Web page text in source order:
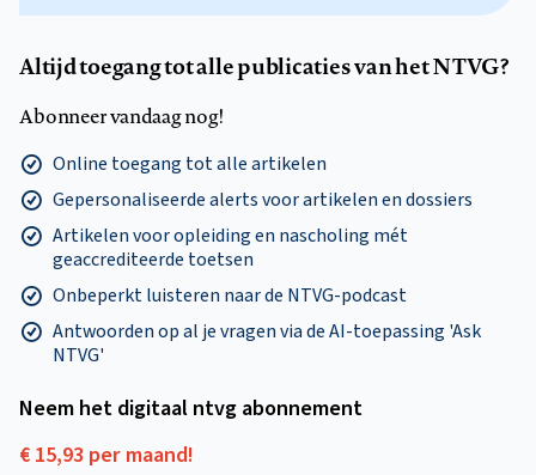
Altijd toegang tot alle publicaties van het NTVG?
Abonneer vandaag nog!
Online toegang tot alle artikelen
Gepersonaliseerde alerts voor artikelen en dossiers
Artikelen voor opleiding en nascholing mét
geaccrediteerde toetsen
Onbeperkt luisteren naar de NTVG-podcast
Antwoorden op al je vragen via de AI-toepassing 'Ask
NTVG'
Neem het digitaal ntvg abonnement
€ 15,93 per maand!